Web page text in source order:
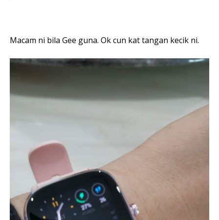
Macam ni bila Gee guna. Ok cun kat tangan kecik ni.